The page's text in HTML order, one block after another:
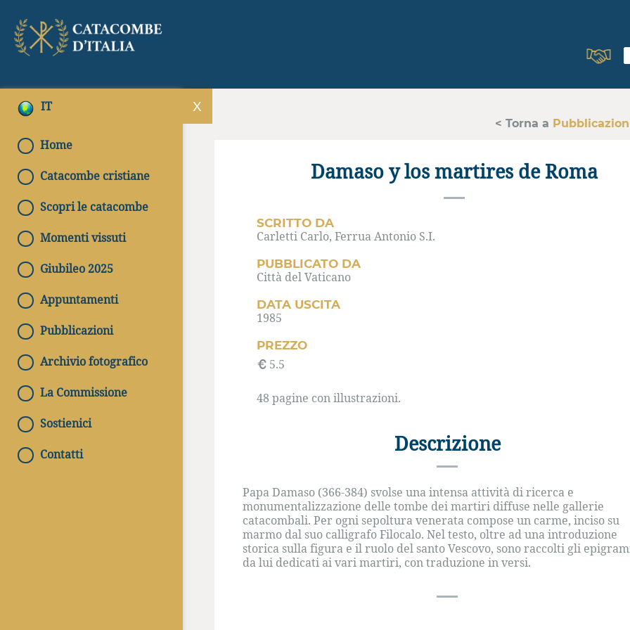
IT
Home
Catacombe cristiane
Scopri le catacombe
Momenti vissuti
Giubileo 2025
Appuntamenti
Pubblicazioni
Archivio fotografico
La Commissione
Sostienici
Contatti
< Torna a
Damaso y los martires de Roma
SCRITTO DA
Carletti Carlo, Ferrua Antonio S.I.
PUBBLICATO DA
Città del Vaticano
DATA USCITA
1985
PREZZO
5.5
48 pagine con illustrazioni.
Descrizione
Papa Damaso (366-384) svolse una intensa attività di ricerca e
monumentalizzazione delle tombe dei martiri diffuse nelle gallerie
catacombali. Per ogni sepoltura venerata compose un carme, inciso su
marmo dal suo calligrafo Filocalo. Nel testo, oltre ad una introduzione
storica sulla figura e il ruolo del santo Vescovo, sono raccolti gli
da lui dedicati ai vari martiri, con traduzione in versi.